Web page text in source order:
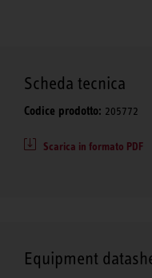
Scheda tecnica
Codice prodotto: 205772
Scarica in formato PDF
Equipment